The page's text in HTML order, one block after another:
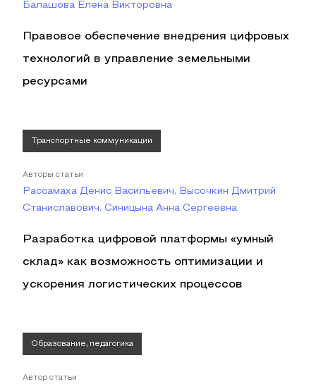
Балашова Елена Викторовна
Правовое обеспечение внедрения цифровых
технологий в управление земельными
ресурсами
Транспортные коммуникации
Авторы статьи
Рассамаха Денис Васильевич, Высочкин Дмитрий
Станиславович, Синицына Анна Сергеевна
Разработка цифровой платформы «умный
склад» как возможность оптимизации и
ускорения логистических процессов
Образование, педагогика
Автор статьи